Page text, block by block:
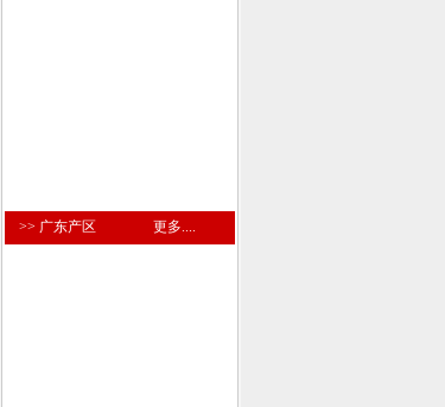
>> 广东产区 更多....